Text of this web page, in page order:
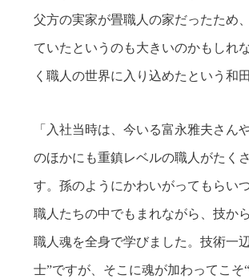
父方の実家が畳職人の家だったため
ていたというのも大きいのかもしれ
く職人の世界に入り込めたという和
「入社当時は、今いる富永雅夫さん
のほかにも重鎮レベルの職人がたく
す。孫のようにかわいがってもらい
職人たちの中でもまれながら、技か
職人魂を全身で学びました。技術一
士”ですが、そこに魂が加わってこそ